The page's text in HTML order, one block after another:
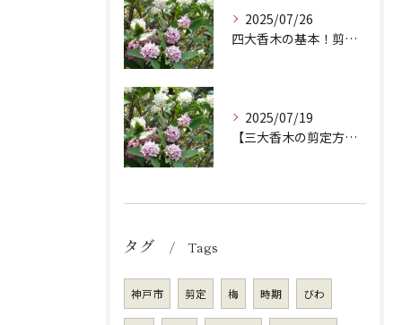
2025/07/26
四大香木の基本！剪定の重要性と違いを解説！
2025/07/19
【三大香木の剪定方法】香りを楽しむ庭木のお手入れ
タグ Tags
神戸市 剪定 梅 時期 びわ